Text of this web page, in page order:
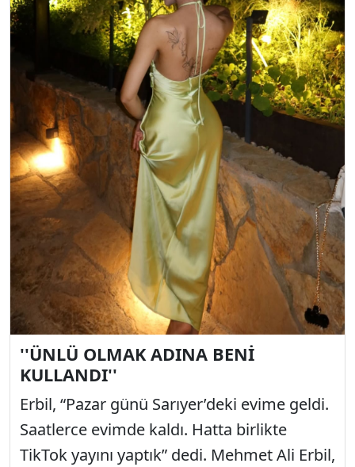
''ÜNLÜ OLMAK ADINA BENİ
KULLANDI''
Erbil, “Pazar günü Sarıyer’deki evime geldi.
Saatlerce evimde kaldı. Hatta birlikte
TikTok yayını yaptık” dedi. Mehmet Ali Erbil,